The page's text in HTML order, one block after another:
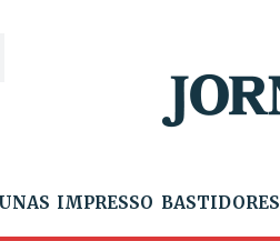
IMPRESSO BASTIDORES